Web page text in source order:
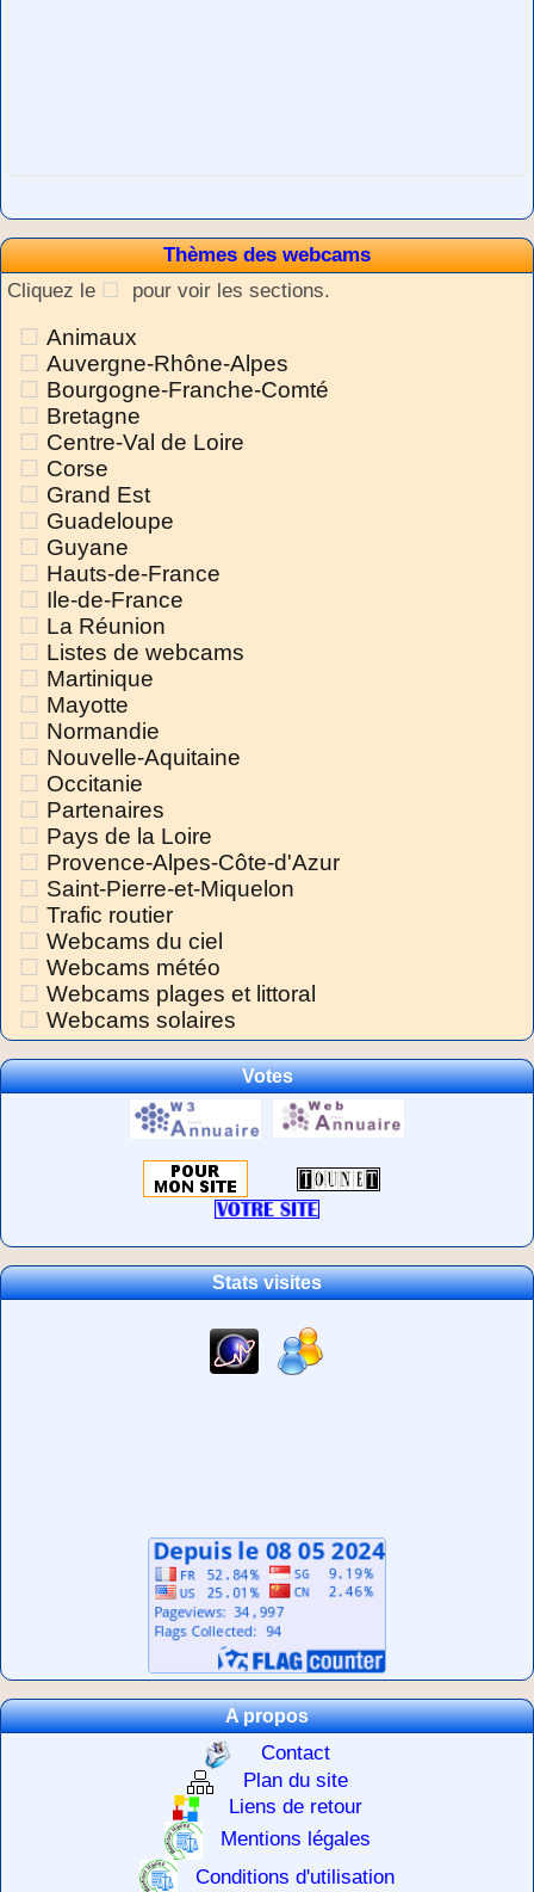
Thèmes des webcams
Cliquez le
pour voir les sections.
Animaux
Auvergne-Rhône-Alpes
Bourgogne-Franche-Comté
Bretagne
Centre-Val de Loire
Corse
Grand Est
Guadeloupe
Guyane
Hauts-de-France
Ile-de-France
La Réunion
Listes de webcams
Martinique
Mayotte
Normandie
Nouvelle-Aquitaine
Occitanie
Partenaires
Pays de la Loire
Provence-Alpes-Côte-d'Azur
Saint-Pierre-et-Miquelon
Trafic routier
Webcams du ciel
Webcams météo
Webcams plages et littoral
Webcams solaires
Votes
Stats visites
A propos
Contact
Plan du site
Liens de retour
Mentions légales
Conditions d'utilisation